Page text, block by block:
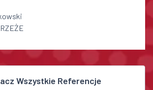
Wszystkie Referencje